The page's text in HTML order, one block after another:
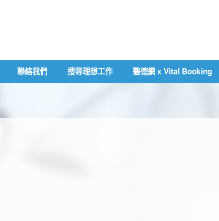
聯絡我們 搜尋理想工作 醫德網 x Vital Booking